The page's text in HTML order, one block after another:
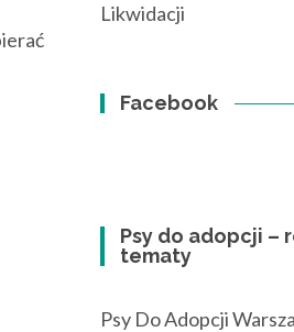
Likwidacji
Facebook
Psy do adopcji –
tematy
Psy Do Adopcji